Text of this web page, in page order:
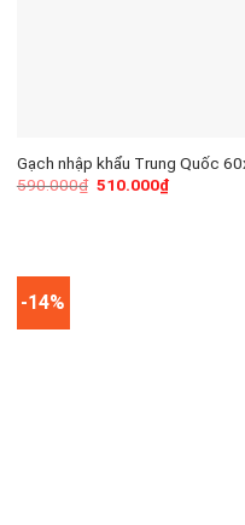
Gạch nhập khẩu Trung Quốc
590.000₫ 510.000₫
-14%